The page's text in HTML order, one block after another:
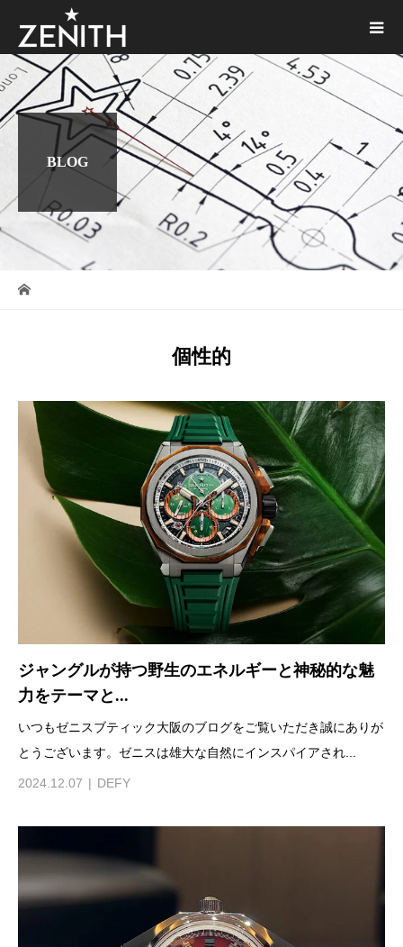
BLOG
個性的
ジャングルが持つ野生のエネルギーと神秘的な魅
力をテーマと...
いつもゼニスブティック大阪のブログをご覧いただき誠にありが
とうございます。ゼニスは雄大な自然にインスパイアされ...
2024.12.07 DEFY